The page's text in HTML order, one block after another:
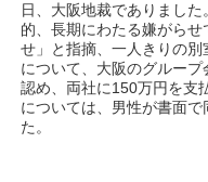
日、大阪地裁でありまし
的、長期にわたる嫌がら
せ」と指摘、一人きりの
について、大阪のグルー
認め、両社に150万円を支
については、男性が書面
た。